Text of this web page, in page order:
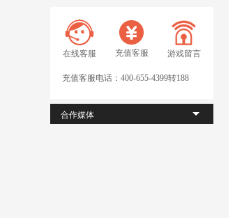
在线客服 充值客服 游戏留言
充值客服电话：400-655-4399转188
合作媒体